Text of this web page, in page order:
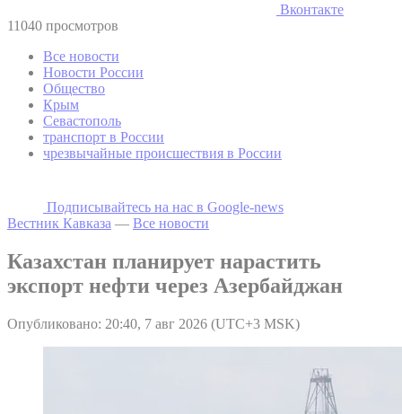
Вконтакте
11040 просмотров
Все новости
Новости России
Общество
Крым
Севастополь
транспорт в России
чрезвычайные происшествия в России
Подписывайтесь на наc в Google-news
Вестник Кавказа — Все новости
Казахстан планирует нарастить
экспорт нефти через Азербайджан
Опубликовано: 20:40, 7 авг 2026 (UTC+3 MSK)